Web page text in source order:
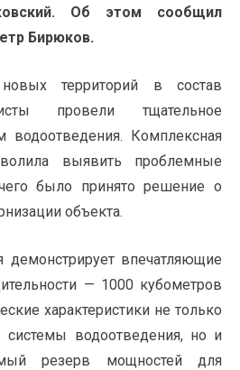
Об этом сообщил
Бирюков.
территорий в состав
провели тщательное
водоотведения. Комплексная
выявить проблемные
было принято решение о
объекта.
демонстрирует впечатляющие
— 1000 кубометров
характеристики не только
системы водоотведения, но и
резерв мощностей для